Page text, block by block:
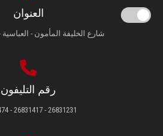
العنوان
شارع الخليفة المأمون -
رقم التليفون
26831231 - 26831417 - 26831474